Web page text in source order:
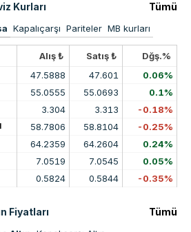
Kurları Tümü
Kapalıçarşı Pariteler MB kurları
Alış ₺ Satış ₺ Dğş.%
47.5888 47.601 0.06%
55.0555 55.0693 0.1%
3.304 3.313 -0.18%
58.7806 58.8104 -0.25%
64.2359 64.2604 0.24%
7.0519 7.0545 0.05%
0.5824 0.5844 -0.35%
Fiyatları Tümü